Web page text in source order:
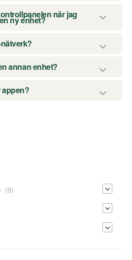
när jag
ny enhet?
annan enhet?
appen?
(9)